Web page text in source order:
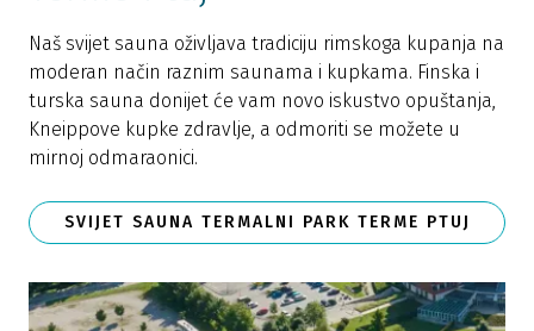
Naš svijet sauna oživljava tradiciju rimskoga kupanja na
moderan način raznim saunama i kupkama. Finska i
turska sauna donijet će vam novo iskustvo opuštanja,
Kneippove kupke zdravlje, a odmoriti se možete u
mirnoj odmaraonici.
SVIJET SAUNA TERMALNI PARK TERME PTUJ